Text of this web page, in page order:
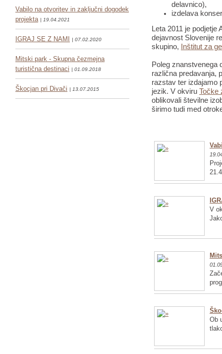
Vabilo na otvoritev in zaključni dogodek
projekta | 19.04.2021
IGRAJ SE Z NAMI | 07.02.2020
Mitski park - Skupna čezmejna
turistična destinaci | 01.09.2018
Škocjan pri Divači | 13.07.2015
delavnico),
izdelava
Leta 2011 je
dejavnost Slovenije
skupino,
Inštitut za
Poleg znanstvenega
različna predavanja,
razstav ter izdajamo
jezik. V okviru Točke
oblikovali številne
širimo tudi med
V
Ob